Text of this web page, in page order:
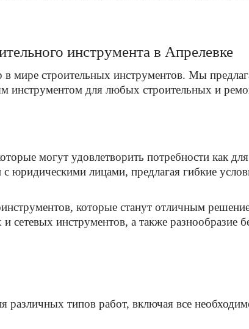
инструмента в Апрелевке
мире строительных инструментов. Мы
инструментом для любых строительных и
могут удовлетворить потребности как
юридическими лицами, предлагая гибкие
которые станут отличным
сетевых инструментов, а также разнообразие
типов работ, включая все